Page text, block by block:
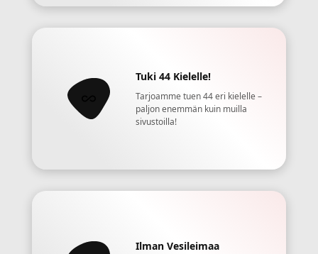
Tuki 44 Kielelle!
Tarjoamme tuen 44 eri kielelle –
paljon enemmän kuin muilla
sivustoilla!
Ilman Vesileimaa